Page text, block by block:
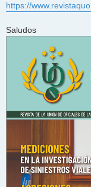
https://
Saludos